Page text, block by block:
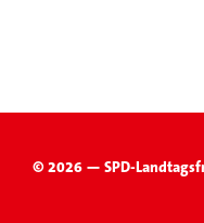
© 2026 — SPD-